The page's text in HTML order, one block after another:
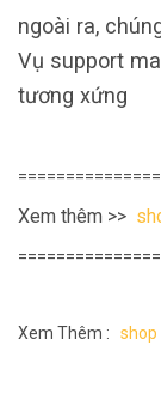
ngoài ra,
Vụ support
tương xứng
Xem thêm >>
Xem Thêm : shop